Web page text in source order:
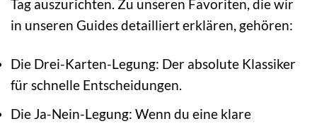
Tag auszurichten. Zu unseren Favoriten, die wir
in unseren Guides detailliert erklären, gehören:
Die Drei-Karten-Legung: Der absolute Klassiker
für schnelle Entscheidungen.
Die Ja-Nein-Legung: Wenn du eine klare